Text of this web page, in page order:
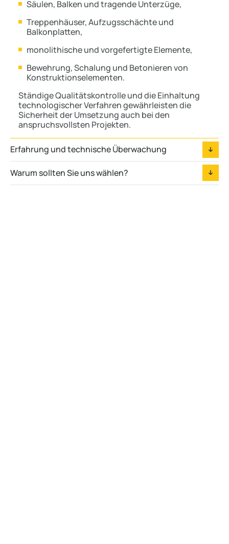
Säulen, Balken und tragende Unterzüge,
Treppenhäuser, Aufzugsschächte und
Balkonplatten,
monolithische und vorgefertigte Elemente,
Bewehrung, Schalung und Betonieren von
Konstruktionselementen.
Ständige Qualitätskontrolle und die Einhaltung
technologischer Verfahren gewährleisten die
Sicherheit der Umsetzung auch bei den
anspruchsvollsten Projekten.
Erfahrung und technische Überwachung
Warum sollten Sie uns wählen?